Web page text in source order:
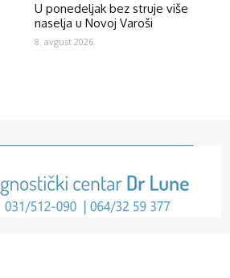
U ponedeljak bez struje više
naselja u Novoj Varoši
8. avgust 2026.